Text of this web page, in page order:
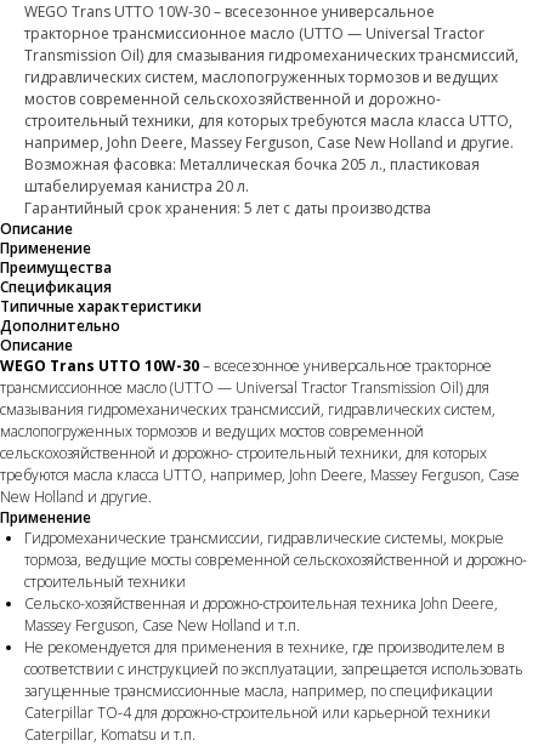
WEGO Trans UTTO 10W-30 – всесезонное универсальное
тракторное трансмиссионное масло (UTTO — Universal Tractor
Transmission Oil) для смазывания гидромеханических трансмиссий,
гидравлических систем, маслопогруженных тормозов и ведущих
мостов современной сельскохозяйственной и дорожно-
строительный техники, для которых требуются масла класса UTTO,
например, John Deere, Massey Ferguson, Case New Holland и другие.
Возможная фасовка: Металлическая бочка 205 л., пластиковая
штабелируемая канистра 20 л.
Гарантийный срок хранения: 5 лет с даты производства
Описание
Применение
Преимущества
Спецификация
Типичные характеристики
Дополнительно
Описание
WEGO Trans UTTO 10W-30– всесезонное универсальное тракторное
трансмиссионное масло (UTTO — Universal Tractor Transmission Oil) для
смазывания гидромеханических трансмиссий, гидравлических систем,
маслопогруженных тормозов и ведущих мостов современной
сельскохозяйственной и дорожно- строительный техники, для которых
требуются масла класса UTTO, например, John Deere, Massey Ferguson, Case
New Holland и другие.
Применение
Гидромеханические трансмиссии, гидравлические системы, мокрые
тормоза, ведущие мосты современной сельскохозяйственной и дорожно-
строительный техники
Сельско-хозяйственная и дорожно-строительная техника John Deere,
Massey Ferguson, Case New Holland и т.п.
Не рекомендуется для применения в технике, где производителем в
соответствии с инструкцией по эксплуатации, запрещается использовать
загущенные трансмиссионные масла, например, по спецификации
Caterpillar TO-4 для дорожно-строительной или карьерной техники
Caterpillar, Komatsu и т.п.